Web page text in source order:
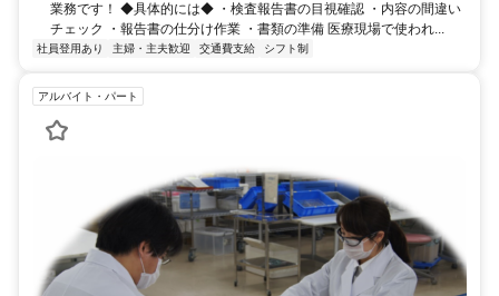
業務です！ ◆具体的には◆ ・検査報告書の目視確認 ・内容の間違い
チェック ・報告書の仕分け作業 ・書類の準備 医療現場で使われ...
社員登用あり 主婦・主夫歓迎 交通費支給 シフト制
アルバイト・パート